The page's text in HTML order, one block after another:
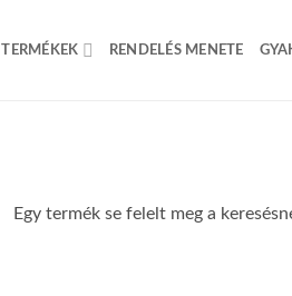
TERMÉKEK RENDELÉS MENETE
Egy termék se felelt meg a